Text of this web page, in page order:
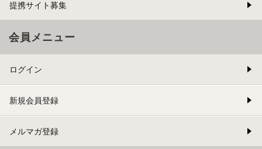
提携サイト募集
会員メニュー
ログイン
新規会員登録
メルマガ登録